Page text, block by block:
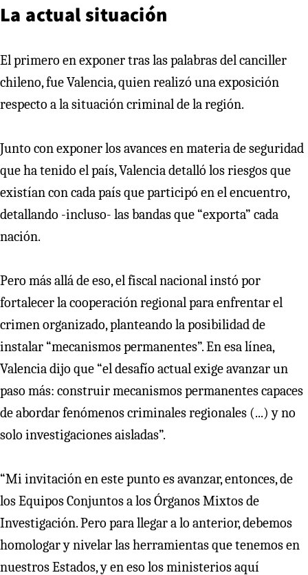
La actual situación
El primero en exponer tras las palabras del canciller
chileno, fue Valencia, quien realizó una exposición
respecto a la situación criminal de la región.
Junto con exponer los avances en materia de seguridad
que ha tenido el país, Valencia detalló los riesgos que
existían con cada país que participó en el encuentro,
detallando -incluso- las bandas que “exporta” cada
nación.
Pero más allá de eso, el fiscal nacional instó por
fortalecer la cooperación regional para enfrentar el
crimen organizado, planteando la posibilidad de
instalar “mecanismos permanentes”. En esa línea,
Valencia dijo que “el desafío actual exige avanzar un
paso más: construir mecanismos permanentes capaces
de abordar fenómenos criminales regionales (...) y no
solo investigaciones aisladas”.
“Mi invitación en este punto es avanzar, entonces, de
los Equipos Conjuntos a los Órganos Mixtos de
Investigación. Pero para llegar a lo anterior, debemos
homologar y nivelar las herramientas que tenemos en
nuestros Estados, y en eso los ministerios aquí